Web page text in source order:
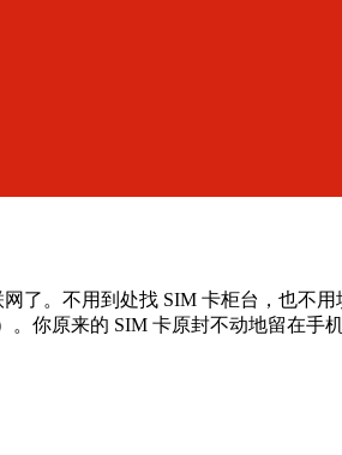
了。不用到处找 SIM 卡柜台，也不
你原来的 SIM 卡原封不动地留在手机